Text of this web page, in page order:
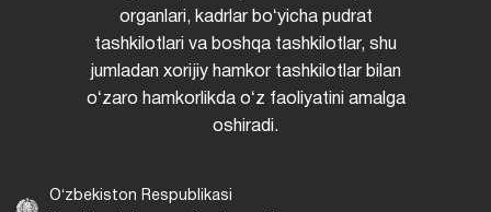
organlari, kadrlar boʻyicha pudrat
tashkilotlari va boshqa tashkilotlar, shu
jumladan xorijiy hamkor tashkilotlar bilan
oʻzaro hamkorlikda oʻz faoliyatini amalga
oshiradi.
Oʻzbekiston Respublikasi